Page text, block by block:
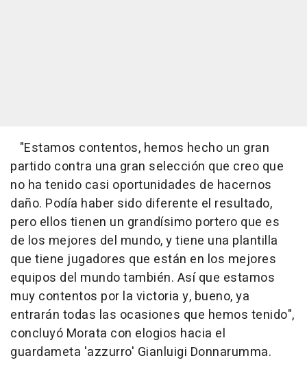
"Estamos contentos, hemos hecho un gran
partido contra una gran selección que creo que
no ha tenido casi oportunidades de hacernos
daño. Podía haber sido diferente el resultado,
pero ellos tienen un grandísimo portero que es
de los mejores del mundo, y tiene una plantilla
que tiene jugadores que están en los mejores
equipos del mundo también. Así que estamos
muy contentos por la victoria y, bueno, ya
entrarán todas las ocasiones que hemos tenido",
concluyó Morata con elogios hacia el
guardameta 'azzurro' Gianluigi Donnarumma.